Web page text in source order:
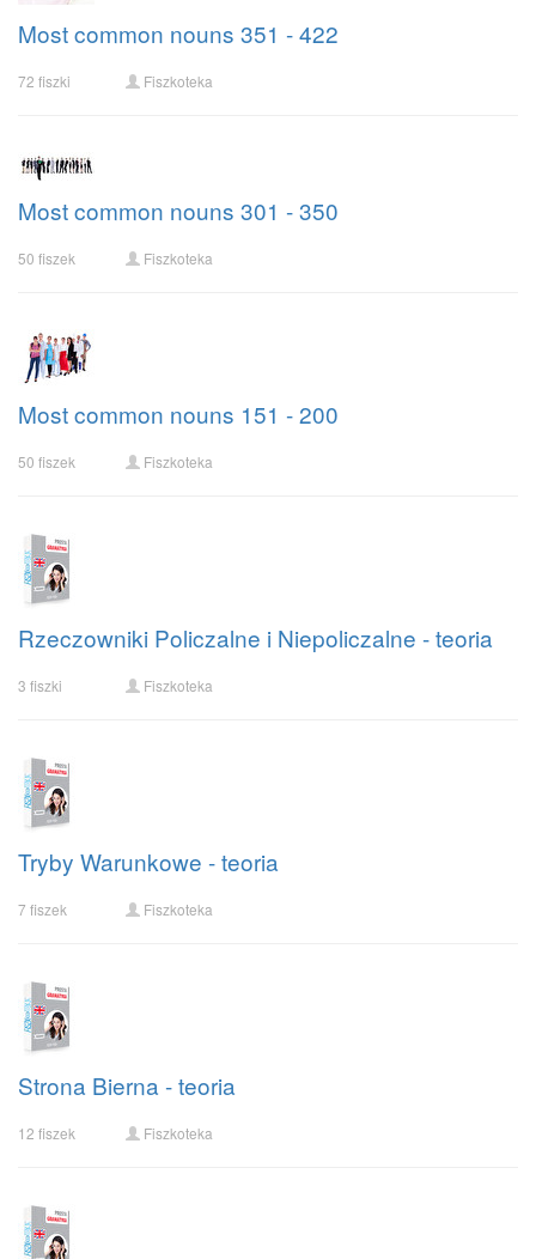
Most common nouns 351 - 422
72 fiszki Fiszkoteka
Most common nouns 301 - 350
50 fiszek Fiszkoteka
Most common nouns 151 - 200
50 fiszek Fiszkoteka
Rzeczowniki Policzalne i Niepoliczalne - teoria
3 fiszki Fiszkoteka
Tryby Warunkowe - teoria
7 fiszek Fiszkoteka
Strona Bierna - teoria
12 fiszek Fiszkoteka